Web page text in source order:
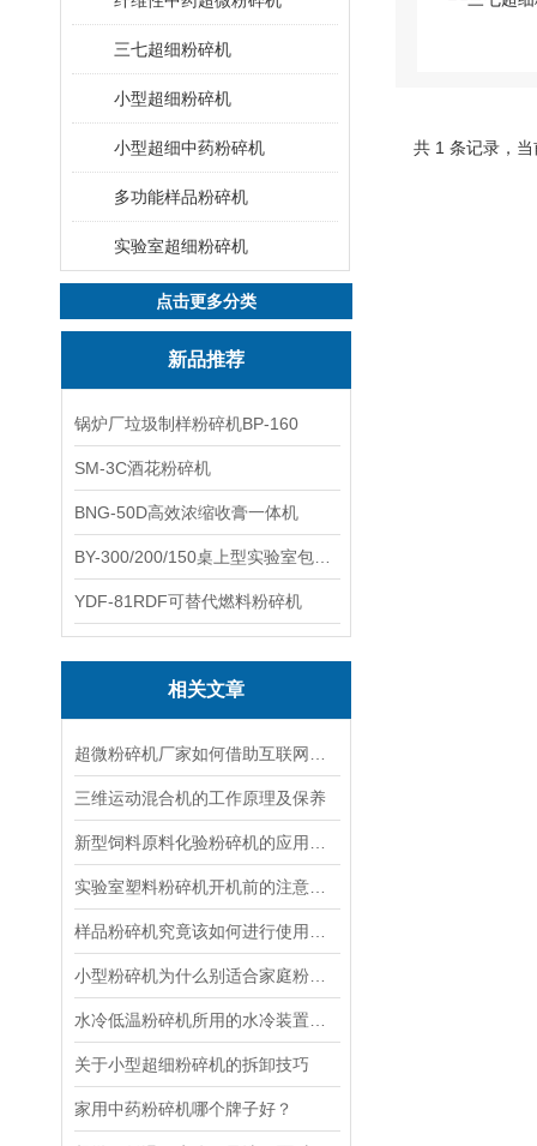
三七超细粉碎机
小型超细粉碎机
小型超细中药粉碎机
多功能样品粉碎机
实验室超细粉碎机
点击更多分类
新品推荐
锅炉厂垃圾制样粉碎机BP-160
SM-3C酒花粉碎机
BNG-50D高效浓缩收膏一体机
YDF-81RDF可替代燃料粉碎机
相关文章
三维运动混合机的工作原理及保养
关于小型超细粉碎机的拆卸技巧
家用中药粉碎机哪个牌子好？
共 1 条记录，